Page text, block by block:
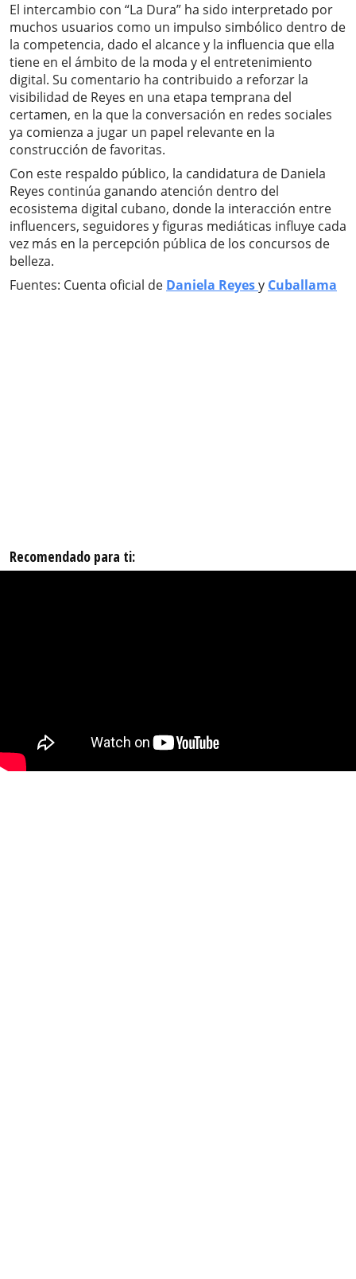
El intercambio con “La Dura” ha sido interpretado por
muchos usuarios como un impulso simbólico dentro de
la competencia, dado el alcance y la influencia que ella
tiene en el ámbito de la moda y el entretenimiento
digital. Su comentario ha contribuido a reforzar la
visibilidad de Reyes en una etapa temprana del
certamen, en la que la conversación en redes sociales
ya comienza a jugar un papel relevante en la
construcción de favoritas.
Con este respaldo público, la candidatura de Daniela
Reyes continúa ganando atención dentro del
ecosistema digital cubano, donde la interacción entre
influencers, seguidores y figuras mediáticas influye cada
vez más en la percepción pública de los concursos de
belleza.
Fuentes: Cuenta oficial de Daniela Reyesy Cuballama
Recomendado para ti: